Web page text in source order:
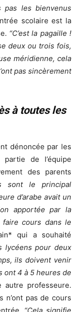
pas les bienvenus
scolaire est la
“C’est la pagaille !
deux ou trois fois,
méridienne, cela
pas sincèrement
à toutes les
dénoncée par les
de l’équipe
des parents
sont le principal
d’arabe avait un
apportée par la
cours dans le
qui a souhaité
lycéens pour deux
ils doivent venir
ont 4 à 5 heures de
autre professeure.
n’ont pas de cours